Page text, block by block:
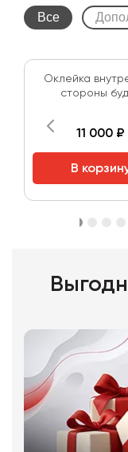
Все
Оклейка
стороны
11 000 ₽
В